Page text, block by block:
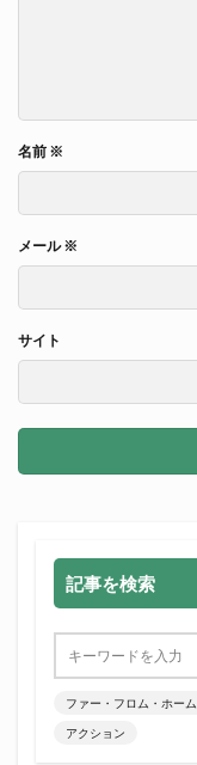
名前 ※
メール※
サイト
記事を検索
ファー・フロム・ホーム
アクション